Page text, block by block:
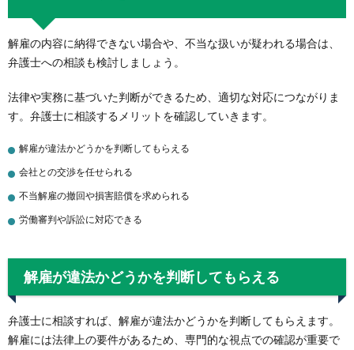
解雇の内容に納得できない場合や、不当な扱いが疑われる場合は、
弁護士への相談も検討しましょう。
法律や実務に基づいた判断ができるため、適切な対応につながりま
す。弁護士に相談するメリットを確認していきます。
解雇が違法かどうかを判断してもらえる
会社との交渉を任せられる
不当解雇の撤回や損害賠償を求められる
労働審判や訴訟に対応できる
解雇が違法かどうかを判断してもらえる
弁護士に相談すれば、解雇が違法かどうかを判断してもらえます。
解雇には法律上の要件があるため、専門的な視点での確認が重要で